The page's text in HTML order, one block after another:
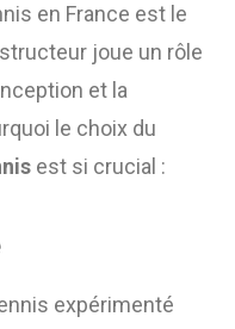
en France est le
joue un rôle
et la
le choix du
est si crucial :
expérimenté